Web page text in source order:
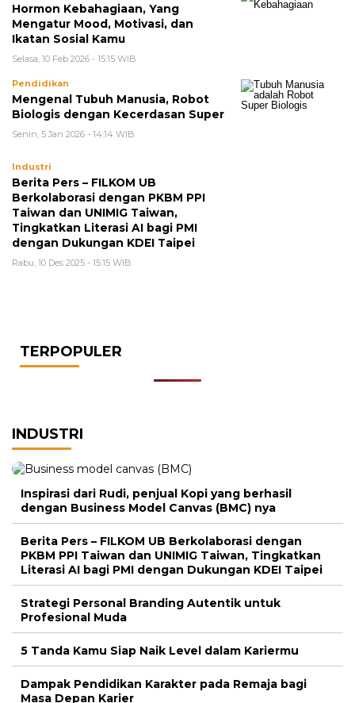
Hormon Kebahagiaan, Yang
Mengatur Mood, Motivasi, dan
Ikatan Sosial Kamu
Selasa, 10 Feb 2026 - 15:15 WIB
Pendidikan
Mengenal Tubuh Manusia, Robot
Biologis dengan Kecerdasan Super
Senin, 5 Jan 2026 - 14:14 WIB
Industri
Berita Pers – FILKOM UB
Berkolaborasi dengan PKBM PPI
Taiwan dan UNIMIG Taiwan,
Tingkatkan Literasi AI bagi PMI
dengan Dukungan KDEI Taipei
Rabu, 10 Des 2025 - 15:15 WIB
TERPOPULER
INDUSTRI
Inspirasi dari Rudi, penjual Kopi yang berhasil
dengan Business Model Canvas (BMC) nya
Berita Pers – FILKOM UB Berkolaborasi dengan
PKBM PPI Taiwan dan UNIMIG Taiwan, Tingkatkan
Literasi AI bagi PMI dengan Dukungan KDEI Taipei
Strategi Personal Branding Autentik untuk
Profesional Muda
5 Tanda Kamu Siap Naik Level dalam Kariermu
Dampak Pendidikan Karakter pada Remaja bagi
Masa Depan Karier